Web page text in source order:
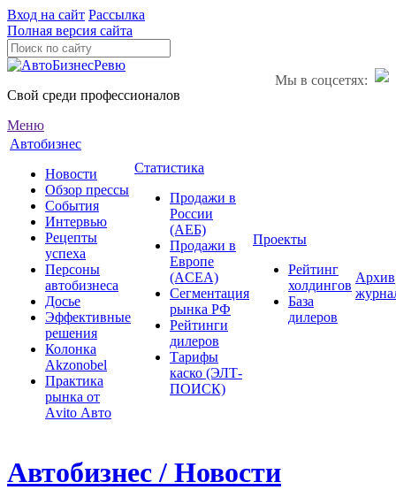
Вход на сайт Рассылка
Полная версия сайта
Мы в соцсетях:
Свой среди профессионалов
Меню
Автобизнес
Новости
Обзор прессы
События
Интервью
Рецепты
успеха
Персоны
автобизнеса
Досье
Эффективные
решения
Колонка
Akzonobel
Практика
рынка от
Аvito Авто
Статистика
Продажи в
России
(АЕБ)
Продажи в
Европе
(ACEA)
Сегментация
рынка РФ
Рейтинги
дилеров
Тарифы
каско (ЭЛТ-
ПОИСК)
Проекты
Рейтинг
холдингов
База
дилеров
Архив
Автобизнес / Новости